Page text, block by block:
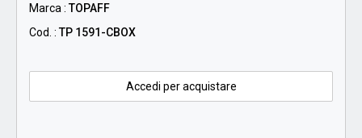
Marca :TOPAFF
Cod. :TP 1591-CBOX
Accedi per acquistare